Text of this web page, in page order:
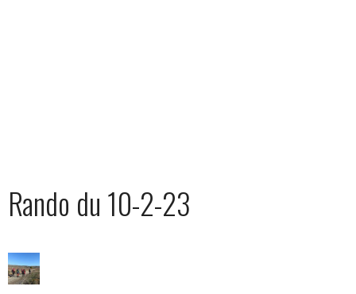
Rando du 10-2-23